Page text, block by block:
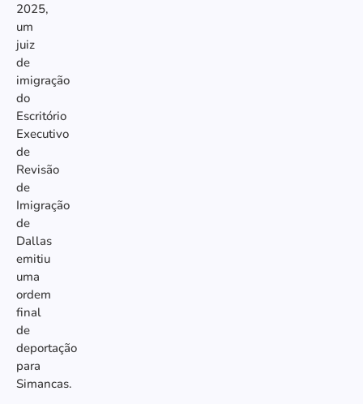
2025,
um
juiz
de
imigração
do
Escritório
Executivo
de
Revisão
de
Imigração
de
Dallas
emitiu
uma
ordem
final
de
deportação
para
Simancas.